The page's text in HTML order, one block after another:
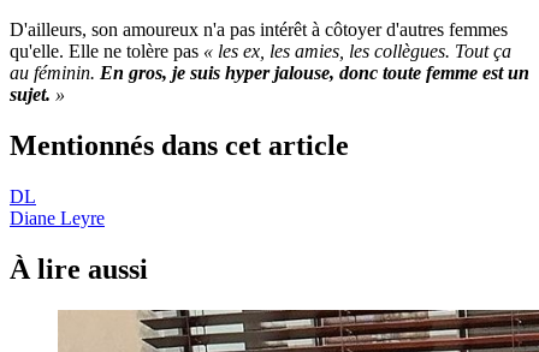
D'ailleurs, son amoureux n'a pas intérêt à côtoyer d'autres femmes
qu'elle. Elle ne tolère pas « les ex, les amies, les collègues. Tout ça
au féminin. En gros, je suis hyper jalouse, donc toute femme est un
sujet. »
Mentionnés dans cet article
DL
Diane Leyre
À lire aussi